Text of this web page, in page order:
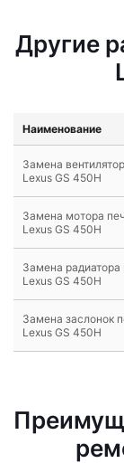
Другие
Наименование
Замена
Lexus GS 450H
Замена мотора
Lexus GS 450H
Замена радиатора
Lexus GS 450H
Замена заслонок
Lexus GS 450H